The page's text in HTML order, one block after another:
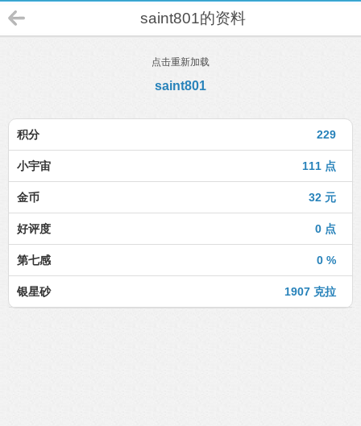
saint801的资料
点击重新加载
saint801
229
积分
111 点
小宇宙
32 元
金币
0 点
好评度
0 %
第七感
1907 克拉
银星砂